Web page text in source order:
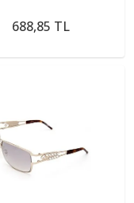
688,85 TL